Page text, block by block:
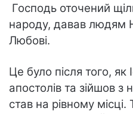
Господь оточений
народу, давав людям
Любові.
Це було після того, як
апостолів та зійшов
став на рівному